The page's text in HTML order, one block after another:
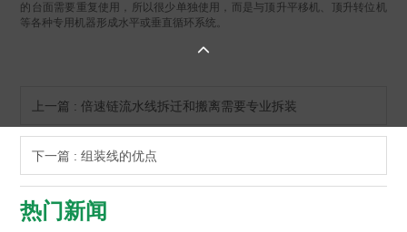

的台面需要重复使用，所以很少单独使用，而是与顶升平移机、顶升转位机
等各种专用机器形成水平或垂直循环系统。
上一篇 : 倍速链流水线拆迁和搬离需要专业拆装
下一篇 : 组装线的优点
热门新闻